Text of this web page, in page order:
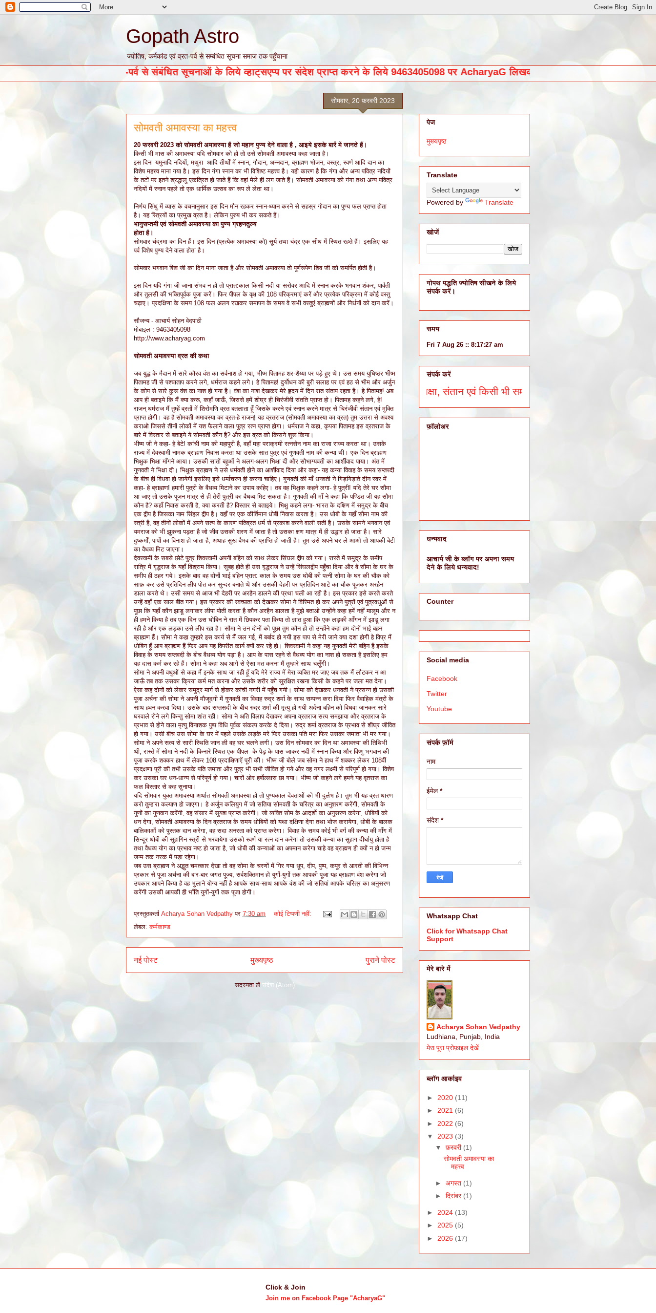
Gopath Astro
ज्योतिष, कर्मकांड एवं व्रत-पर्व से सम्बंधित सूचना समाज तक पहुँचाना
ज्योतिष, कर्मकांड एवं व्रत-पर्व से संबंधित सूचनाओं के लिये व्हाट्सएप्प पर संदेश प्राप्त करने के लिये 9463405098 पर AcharyaG लिखकर भेजें
सोमवार, 20 फ़रवरी 2023
सोमवती अमावस्या का महत्त्व
20 फरवरी 2023 को सोमवती अमावस्या है जो महान पुण्य देने वाला है , आइये इसके बारें में जानते हैं।
किसी भी मास की अमावस्या यदि सोमवार को हो तो उसे सोमवती अमावस्या कहा जाता है।
इस दिन यमुनादि नदियों, मथुरा आदि तीर्थों में स्नान, गौदान, अन्नदान, ब्राह्मण भोजन, वस्त्र, स्वर्ण आदि दान का
विशेष महत्त्व माना गया है। इस दिन गंगा स्नान का भी विशिष्ट महत्त्व है। यही कारण है कि गंगा और अन्य पवित्र नदियों
के तटों पर इतने श्रद्धालु एकत्रित हो जाते हैं कि वहां मेले ही लग जाते हैं। सोमवती अमावस्या को गंगा तथा अन्य पवित्र
नदियों में स्नान पहले तो एक धार्मिक उत्सव का रूप ले लेता था।
निर्णय सिंधु में व्यास के वचनानुसार इस दिन मौन रहकर स्नान-ध्यान करने से सहस्र गोदान का पुण्य फल प्राप्त होता
है। यह स्त्रियों का प्रमुख व्रत है। लेकिन पुरुष भी कर सकते हैं।
भानुसप्तमी एवं सोमवती अमावस्या का पुण्य ग्रहणतुल्य
होता है।
सोमवार चंद्रमा का दिन हैं। इस दिन (प्रत्येक अमावस्या को) सूर्य तथा चंद्र एक सीध में स्थित रहते हैं। इसलिए यह
पर्व विशेष पुण्य देने वाला होता है।
सोमवार भगवान शिव जी का दिन माना जाता है और सोमवती अमावस्या तो पूर्णरूपेण शिव जी को समर्पित होती है।
इस दिन यदि गंगा जी जाना संभव न हो तो प्रात:काल किसी नदी या सरोवर आदि में स्नान करके भगवान शंकर, पार्वती
और तुलसी की भक्तिपूर्वक पूजा करें। फिर पीपल के वृक्ष की 108 परिक्रमाएं करें और प्रत्येक परिक्रमा में कोई वस्तु
चढ़ाए। प्रदक्षिणा के समय 108 फल अलग रखकर समापन के समय वे सभी वस्तुएं ब्राह्मणों और निर्धनों को दान करें।
सौजन्य - आचार्य सोहन वेदपाठी
मोबाइल : 9463405098
http://www.acharyag.com
सोमवती अमावस्या व्रत की कथा
जब युद्ध के मैदान में सारे कौरव वंश का सर्वनाश हो गया, भीष्म पितामह शर-शैय्या पर पड़े हुए थे। उस समय युधिष्ठर भीष्म
पितामह जी से पश्चाताप करने लगे, धर्मराज कहने लगे। हे पितामह! दुर्योधन की बुरी सलाह पर एवं हठ से भीम और अर्जुन
के कोप से सारे कुरू वंश का नाश हो गया है। वंश का नाश देखकर मेरे हृदय में दिन रात संताप रहता है। हे पितामह! अब
आप ही बताइये कि मैं क्या करू, कहाँ जाऊँ, जिससे हमें शीघ्र ही चिरंजीवी संतति प्राप्त हो। पितामह कहने लगे, हे!
राजन् धर्मराज मैं तुम्हें व्रतों में शिरोमणि व्रत बतलाता हूँ जिसके करने एवं स्नान करने मात्र से चिरंजीवी संतान एवं मुक्ति
प्राप्त होगी। वह है सोमवती अमावस्या का व्रत-हे राजन्! यह व्रतराज (सोमवती अमावस्या का व्रत) तुम उत्तरा से अवश्य
कराओ जिससे तीनों लोकों में यश फैलाने वाला पुत्र रत्न प्राप्त होगा। धर्मराज ने कहा, कृपया पितामह इस व्रतराज के
बारे में विस्तार से बताइये ये सोमवती कौन है? और इस व्रत को किसने शुरू किया।
भीष्म जी ने कहा- हे बेटे! कांची नाम की महापुरी है, वहाँ महा पराक्रमी रत्नसेन नाम का राजा राज्य करता था। उसके
राज्य में देवस्वामी नामक ब्राह्मण निवास करता था उसके सात पुत्र एवं गुणवती नाम की कन्या थी। एक दिन ब्राह्मण
भिक्षुक भिक्षा माँगने आया। उसकी सातों बहुओं ने अलग-अलग भिक्षा दी और सौभाग्यवती का आर्शीवाद पाया। अंत में
गुणवती ने भिक्षा दी। भिक्षुक ब्राह्मण ने उसे धर्मवती होने का आर्शीवाद दिया और कहा- यह कन्या विवाह के समय सप्तपदी
के बीच ही विधवा हो जायेगी इसलिए इसे धर्माचरण ही करना चाहिए। गुणवती की माँ धनवती ने गिड़गिड़ाते दीन स्वर में
कहा- हे ब्राह्मण! हमारी पुत्री के वैधव्य मिटाने का उपाय कहिए। तब वह भिक्षुक कहने लगा- हे पुत्री! यदि तेरे घर सौमा
आ जाए तो उसके पूजन मात्र से ही तेरी पुत्री का वैधव्य मिट सकता है। गुणवती की माँ ने कहा कि पण्डित जी यह सौमा
कौन है? कहाँ निवास करती है, क्या करती है? विस्तार से बताइये। भिक्षु कहने लगा- भारत के दक्षिण में समुद्र के बीच
एक द्वीप है जिसका नाम सिंहल द्वीप है। वहाँ पर एक कीर्तिमान धोबी निवास करता है। उस धोबी के यहाँ सौमा नाम की
स्त्री है, वह तीनों लोकों में अपने सत्य के कारण पतिव्रत धर्म से प्रकाश करने वाली सती है। उसके सामने भगवान एवं
यमराज को भी झुकना पड़ता है जो जीव उसकी शरण में जाता है तो उसका क्षण मात्र में ही उद्धार हो जाता है। सारे
दुष्कर्मों, पापों का विनाश हो जाता है, अथाह सुख वैभव की प्राप्ति हो जाती है। तुम उसे अपने घर ले आओ तो आपकी बेटी
का वैधव्य मिट जाएगा।
देवस्वामी के सबसे छोटे पुत्र शिवस्वामी अपनी बहिन को साथ लेकर सिंघल द्वीप को गया। रास्ते में समुद्र के समीप
रात्रि में गृद्धराज के यहाँ विश्राम किया। सुबह होते ही उस गृद्धराज ने उन्हें सिंघलद्वीप पहुँचा दिया और वे सौमा के घर के
समीप ही ठहर गये। इसके बाद वह दोनों भाई बहिन प्रात: काल के समय उस धोबी की पत्नी सोमा के घर की चौक को
साफ़ कर उसे प्रतिदिन लीप पोत कर सुन्दर बनाते थे और उसकी देहरी पर प्रतिदिन आटे का चौक पूजकर अरहैन
डाला करते थे। उसी समय से आज भी देहरी पर अरहैन डालने की प्रथा चली आ रही है। इस प्रकार इसे करते करते
उन्हें वहाँ एक साल बीत गया। इस प्रकार की स्वच्छता को देखकर सोमा ने विस्मित हो कर अपने पुत्रों एवं पुत्रवधुओं से
पूछा कि यहाँ कौन झाडू लगाकर लीपा पोती करता है कौन अरहैन डालता है मुझे बताओ उन्होंने कहा हमें नहीं मालूम और न
ही हमने किया है तब एक दिन उस धोबिन ने रात में छिपकर पता किया तो ज्ञात हुआ कि एक लड़की आँगन में झाडू लगा
रही है और एक लड़का उसे लीप रहा है। सौमा ने उन दोनों को पूछा तुम कौन हो तो उन्होंने कहा हम दोनों भाई बहन
ब्राह्मण हैं। सौमा ने कहा तुम्हारे इस कार्य से मैं जल गई, मैं बर्बाद हो गयी इस पाप से मेरी जाने क्या दशा होगी हे विप्र मैं
धोबिन हूँ आप ब्राह्मण हैं फिर आप यह विपरीत कार्य क्यों कर रहे हो। शिवस्वामी ने कहा यह गुणवती मेरी बहिन है इसके
विवाह के समय सप्तवदी के बीच वैधव्य योग पड़ा है। आप के पास रहने से वैधव्य योग का नाश हो सकता है इसलिए हम
यह दास कर्म कर रहे हैं। सोमा ने कहा अब आगे से ऐसा मत करना मैं तुम्हारे साथ चलूँगी।
सोमा ने अपनी वधुओं से कहा मैं इनके साथ जा रही हूँ यदि मेरे राज्य में मेरा व्यक्ति मर जाए जब तक मैं लौटकर न आ
जाऊँ तब तक उसका क्रिया कर्म मत करना और उसके शरीर को सुरक्षित रखना किसी के कहने पर जला मत देना।
ऐसा कह दोनों को लेकर समुद्र मार्ग से होकर कांची नगरी में पहुँच गयी। सोमा को देखकर धनवती ने प्रसन्न हो उसकी
पूजा अर्चना की सोमा ने अपनी मौजूदगी में गुणवती का विवाह रुद्र शर्मा के साथ सम्पन्न करा दिया फिर वैवाहिक मंत्रों के
साथ हवन करवा दिया। उसके बाद सप्तसदी के बीच रुद्र शर्मा की मृत्यु हो गयी अर्दना बहिन को विधवा जानकर सारे
घरवाले रोने लगे किन्तु सोमा शांत रही। सोमा ने अति विलाप देखकर अपना व्रतराज सत्य समझाया और व्रतराज के
प्रभाव से होने वाला मृत्यु विनाशक पुष्प विधि पूर्वक संकल्प करके दे दिया। रुद्र शर्मा व्रतराज के प्रभाव से शीघ्र जीवित
हो गया। उसी बीच उस सोमा के घर में पहले उसके लड़के मरे फिर उसका पति मरा फिर उसका जमाता भी मर गया।
सोमा ने अपने सत्य से सारी स्थिति जान ली वह घर चलने लगी। उस दिन सोमवार का दिन था अमावस्या की तिथिभी
थी, रास्ते में सोमा ने नदी के किनारे स्थित एक पीपल के पेड़ के पास जाकर नदी में स्नान किया और विष्णु भगवान की
पूजा करके शक्कर हाथ में लेकर 108 प्रदाक्षिणाऐं पूरी की। भीष्म जी बोले जब सोमा ने हाथ में शक्कर लेकर 108वीं
प्रदक्षणा पूरी की तभी उसके पति जमाता और पुत्र भी सभी जीवित हो गये और वह नगर लक्ष्मी से परिपूर्ण हो गया। विशेष
कर उसका घर धन-धान्य से परिपूर्ण हो गया। चारों ओर हर्षोल्लास छा गया। भीष्म जी कहने लगे हमने यह वृतराज का
फल विस्तार से कह सुनाया।
यदि सोमवार युक्त अमावस्या अर्थात सोमवती अमावस्या हो तो पुण्यकाल देवताओं को भी दुर्लभ है। तुम भी यह व्रत धारण
करो तुम्हारा कल्याण हो जाएगा। हे अर्जुन कलियुग में जो सतिया सोमवती के चरित्र का अनुशरण करेंगी, सोमवती के
गुणों का गुणवान करेंगी, वह संसार में सुयश प्राप्त करेगी। जो व्यक्ति सोम के आदर्शो का अनुसरण करेगा, धोबियों को
धन देगा, सोमवती अमावस्या के दिन व्रतराज के समय धोबियों को यथा दक्षिणा देगा तथा भोज करायेगा, धोबी के बालक
बालिकाओं को पुस्तक दान करेगा, वह सदा अनरता को प्राप्त करेगा। विवाह के समय कोई भी वर्ग की कन्या की माँग में
सिन्दूर धोबी की सुहागिन स्त्री से भरवायेगा उसको स्वर्ण या रत्न दान करेगा तो उसकी कन्या का सुहाग दीर्घायु होता है
तथा वैधव्य योग का प्रभाव नष्ट हो जाता है, जो धोबी की कन्याओं का अपमान करेगा चाहे वह ब्राह्मण ही क्यों न हो जन्म
जन्म तक नरक में पड़ा रहेगा।
जब उस ब्राह्मण ने अद्भुत चमत्कार देखा तो वह सोमा के चरणों में गिर गया धूप, दीप, पुष्प, कपूर से आरती की विभिन्न
प्रकार से पूजा अर्चना की बार-बार जगत पूज्य, सर्वशक्तिमान हो युगों-युगों तक आपकी पूजा यह ब्राह्मण वंश करेगा जो
उपकार आपने किया है वह भुलाने योग्य नहीं है आपके साथ-साथ आपके वंश की जो सतियां आपके चरित्र का अनुसरण
करेंगी उसकी आपकी ही भाँति युगों-युगों तक पूजा होगी।
प्रस्तुतकर्ता Acharya Sohan Vedpathy पर 7:30 am
कोई टिप्पणी नहीं:
लेबल:कर्मकाण्ड
नई पोस्ट पुराने पोस्ट
मुख्यपृष्ठ
सदस्यता लें संदेश (Atom)
पेज
मुख्यपृष्ठ
Translate
Powered by Translate
खोजें
गोपथ पद्धति ज्योतिष सीखने के लिये
संपर्क करें।
समय
Fri 7 Aug 26 :: 8:17:28 am
संपर्क करें
रिश्तें, वैवाहिक अड़चनें, कारोबार में रुकावट, शिक्षा, संतान एवं किसी भी समस्या के ज्योतिषीय सलाह के लिये
फ़ॉलोअर
धन्यवाद
आचार्य जी के ब्लॉग पर अपना समय
देने के लिये धन्यवाद!
Counter
Social media
Facebook
Twitter
Youtube
संपर्क फ़ॉर्म
नाम
ईमेल*
संदेश*
Whatsapp Chat
Click for Whatsapp Chat
Support
मेरे बारे में
Acharya Sohan Vedpathy
Ludhiana, Punjab, India
मेरा पूरा प्रोफ़ाइल देखें
ब्लॉग आर्काइव
► 2020 (11)
► 2021 (6)
► 2022 (6)
▼ 2023 (3)
▼ फ़रवरी (1)
सोमवती अमावस्या का
महत्त्व
► अगस्त (1)
► दिसंबर (1)
► 2024 (13)
► 2025 (5)
► 2026 (17)
Click & Join
Join me on Facebook Page "AcharyaG"